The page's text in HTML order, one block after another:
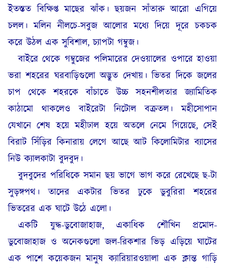
ইতস্তত বিক্ষিপ্ত মাছের ঝাঁক। ছয়জন সাঁতারু আরো এগিয়ে
চলল। মলিন নীলচে-সবুজ আলোর মধ্যে দিয়ে দূরে চকচক
করে উঠল এক সুবিশাল, চ্যাপটা গম্বুজ।
বাইরে থেকে গম্বুজের পলিমারের দেওয়ালের ওপারে হাওয়া
ভরা শহরের ঘরবাড়িগুলো অদ্ভুত দেখায়। ভিতর দিকে জলের
চাপ থেকে শহরকে বাঁচাতে উচ্চ সহনশীলতার জ্যামিতিক
কাঠামো থাকলেও বাইরেটা নিটোল বক্রতল। মহীসোপান
যেখানে শেষ হয়ে মহীঢাল হয়ে অতলে নেমে গিয়েছে, সেই
বিরাট সিঁড়ির কিনারায় লেগে আছে আট কিলোমিটার ব্যাসের
নিউ ক্যালকাটা বুদবুদ।
বুদবুদের পরিধিকে সমান ছয় ভাগে ভাগ করে রেখেছে ছ-টা
সুড়ঙ্গপথ। তাদের একটার ভিতর ঢুকে ডুবুরিরা শহরের
ভিতরের এক ঘাটে উঠে এলো।
একটি যুদ্ধ-ডুবোজাহাজ, একাধিক শৌখিন প্রমোদ-
ডুবোজাহাজ ও অনেকগুলো জল-রিকশার ভিড় এড়িয়ে ঘাটের
এক পাশে কয়েকজন মানুষ ক্যারিয়ারওয়ালা এক ক্লান্ত গাড়ি